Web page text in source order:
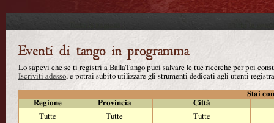
Lo sapevi che se ti registri a BallaTango puoi salvare le tue ricerche per poi
Iscriviti adesso, e potrai subito utilizzare gli strumenti dedicati agli utenti
Stai
Regione
Provincia
Città
Tutte
Tutte
Tutte